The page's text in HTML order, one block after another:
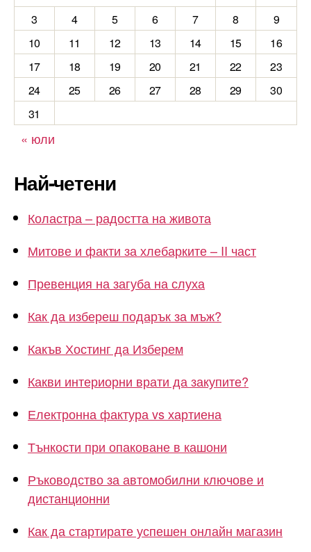
3
4 5 6 7 8
9
10
11 12 13 14 15
16
17
18 19 20 21 22
23
24
25 26 27 28 29
30
31
« юли
Най-четени
Коластра – радостта на живота
Митове и факти за хлебарките – II част
Превенция на загуба на слуха
Как да избереш подарък за мъж?
Какъв Хостинг да Изберем
Какви интериорни врати да закупите?
Електронна фактура vs хартиена
Тънкости при опаковане в кашони
Ръководство за автомобилни ключове и
дистанционни
Как да стартирате успешен онлайн магазин